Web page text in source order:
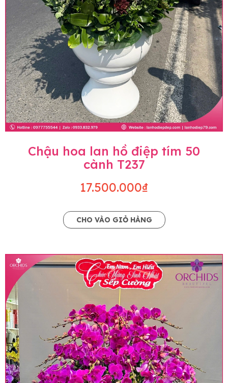
Chậu hoa lan hồ điệp tím 50
cành T237
17.500.000₫
CHO VÀO GIỎ HÀNG